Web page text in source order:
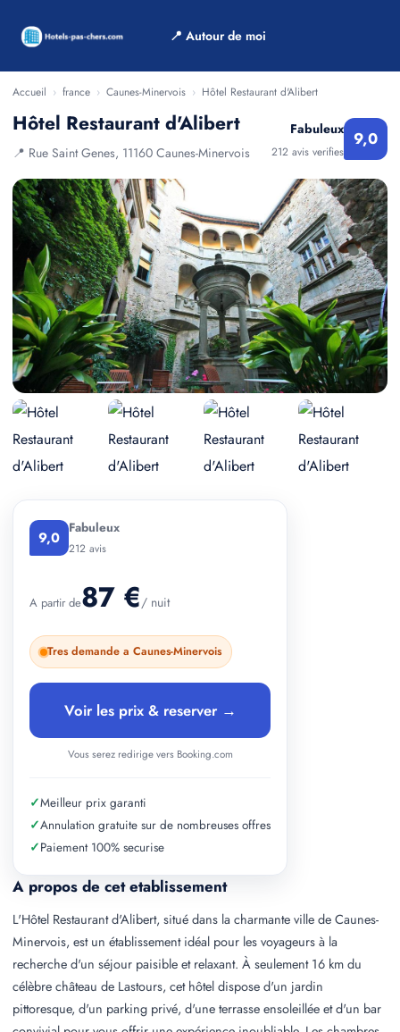
📍 Autour de moi
Accueil › france › Caunes-Minervois › Hôtel Restaurant d'Alibert
Hôtel Restaurant d'Alibert
📍 Rue Saint Genes, 11160 Caunes-Minervois
Fabuleux
212 avis verifies
9,0
A propos de cet etablissement
L'Hôtel Restaurant d'Alibert, situé dans la charmante ville de Caunes-
Minervois, est un établissement idéal pour les voyageurs à la
recherche d'un séjour paisible et relaxant. À seulement 16 km du
célèbre château de Lastours, cet hôtel dispose d'un jardin
pittoresque, d'un parking privé, d'une terrasse ensoleillée et d'un bar
9,0 Fabuleux
212 avis
A partir de87 €/ nuit
Tres demande a Caunes-Minervois
Voir les prix & reserver →
Vous serez redirige vers Booking.com
✓Meilleur prix garanti
✓Annulation gratuite sur de nombreuses offres
✓Paiement 100% securise